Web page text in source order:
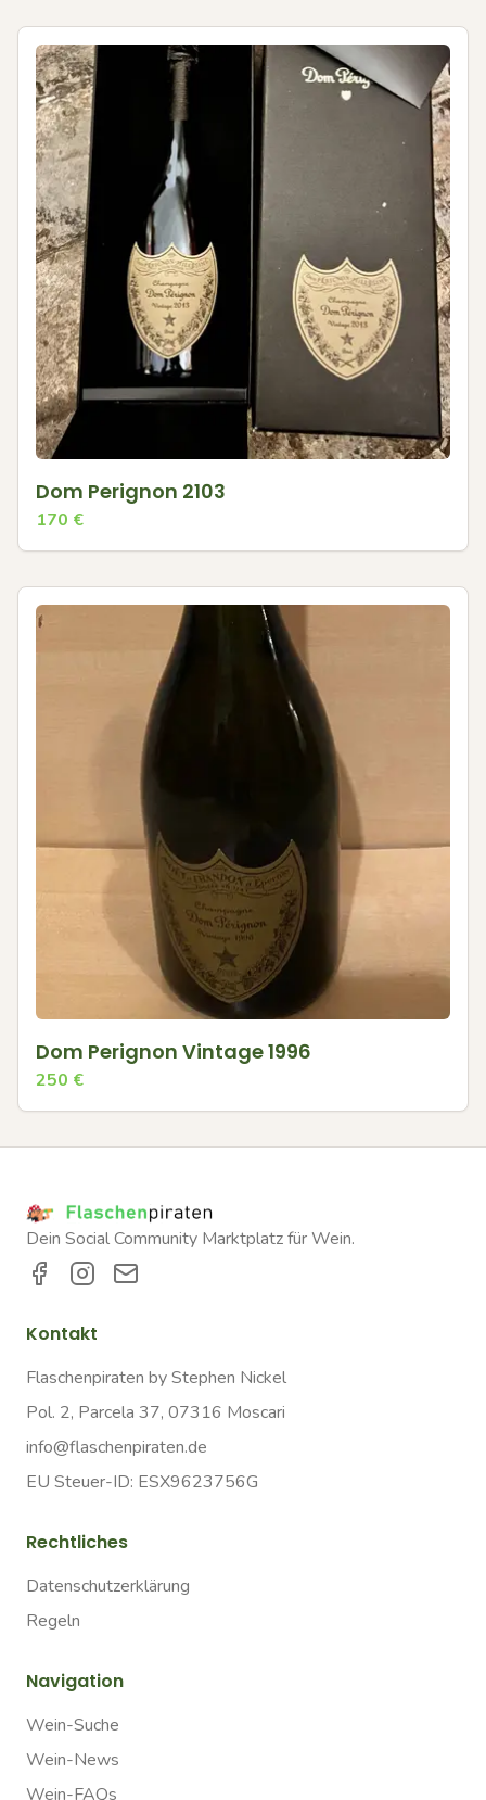
Dom Perignon 2103
170 €
Dom Perignon Vintage 1996
250 €
Dein Social Community Marktplatz für Wein.
Kontakt
Flaschenpiraten by Stephen Nickel
Pol. 2, Parcela 37, 07316 Moscari
info@flaschenpiraten.de
EU Steuer-ID: ESX9623756G
Rechtliches
Datenschutzerklärung
Regeln
Navigation
Wein-Suche
Wein-News
Wein-FAQs